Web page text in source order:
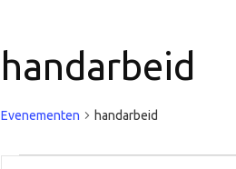
handarbeid
Evenementen handarbeid